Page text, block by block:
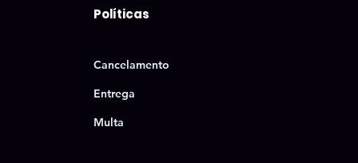
Políticas
Cancelamento
Entrega
Multa